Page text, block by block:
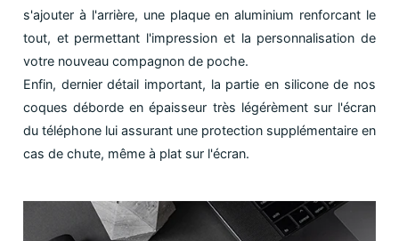
s'ajouter à l'arrière, une plaque en aluminium renforcant le
tout, et permettant l'impression et la personnalisation de
votre nouveau compagnon de poche.
Enfin, dernier détail important, la partie en silicone de nos
coques déborde en épaisseur très légérèment sur l'écran
du téléphone lui assurant une protection supplémentaire en
cas de chute, même à plat sur l'écran.